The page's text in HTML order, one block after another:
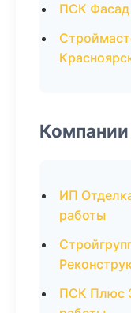
ПСК
Компании
ИП
работы
ПСК Плюс